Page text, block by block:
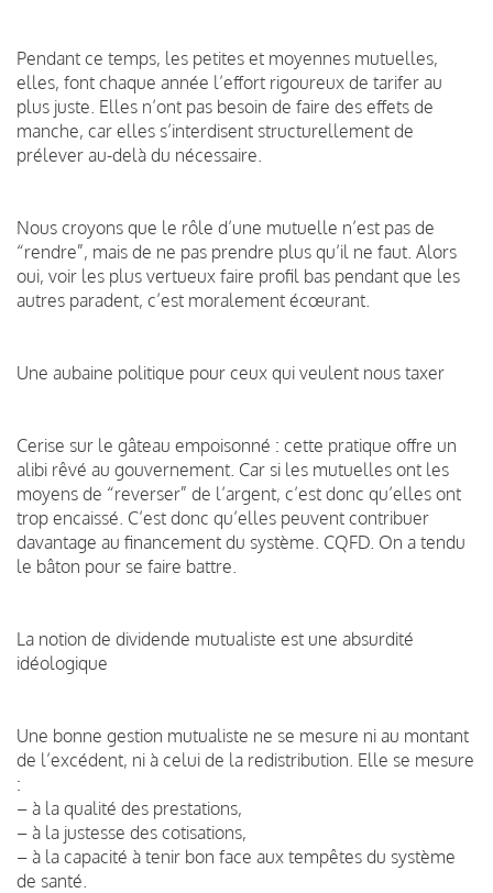
Pendant ce temps, les petites et moyennes mutuelles,
elles, font chaque année l’effort rigoureux de tarifer au
plus juste. Elles n’ont pas besoin de faire des effets de
manche, car elles s’interdisent structurellement de
prélever au-delà du nécessaire.
Nous croyons que le rôle d’une mutuelle n’est pas de
“rendre”, mais de ne pas prendre plus qu’il ne faut. Alors
oui, voir les plus vertueux faire profil bas pendant que les
autres paradent, c’est moralement écœurant.
Une aubaine politique pour ceux qui veulent nous taxer
Cerise sur le gâteau empoisonné : cette pratique offre un
alibi rêvé au gouvernement. Car si les mutuelles ont les
moyens de “reverser” de l’argent, c’est donc qu’elles ont
trop encaissé. C’est donc qu’elles peuvent contribuer
davantage au financement du système. CQFD. On a tendu
le bâton pour se faire battre.
La notion de dividende mutualiste est une absurdité
idéologique
Une bonne gestion mutualiste ne se mesure ni au montant
de l’excédent, ni à celui de la redistribution. Elle se mesure
:
– à la qualité des prestations,
– à la justesse des cotisations,
– à la capacité à tenir bon face aux tempêtes du système
de santé.